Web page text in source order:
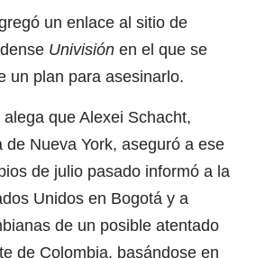
un enlace al sitio de
Univisión en el que se
un plan para asesinarlo.
que Alexei Schacht,
de Nueva York, aseguró a ese
de julio pasado informó a la
Unidos en Bogotá y a
de un posible atentado
de Colombia, basándose en